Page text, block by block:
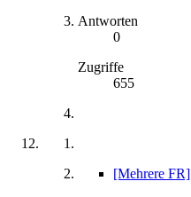
Antworten
0
Zugriffe
655
[Mehrere FR]